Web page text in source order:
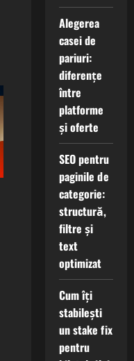
Alegerea
casei de
pariuri:
diferențe
între
platforme
și oferte
SEO pentru
paginile de
categorie:
structură,
filtre și
text
optimizat
Cum îți
stabilești
un stake fix
pentru